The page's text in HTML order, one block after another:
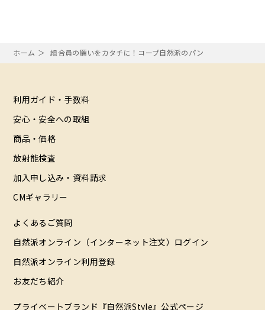
ホーム 組合員の願いをカタチに！コープ自然派のパン
利用ガイド・手数料
安心・安全への取組
商品・価格
放射能検査
加入申し込み・資料請求
CMギャラリー
よくあるご質問
自然派オンライン（インターネット注文）ログイン
自然派オンライン利用登録
お友だち紹介
プライベートブランド『自然派Style』公式ページ